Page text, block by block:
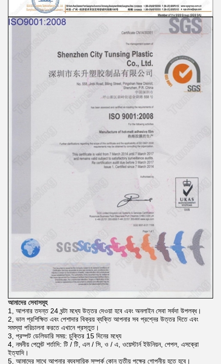
আমাদের সেবাসমূহ
1, আপনার তদন্ত 24 ঘন্টা মধ্যে উত্তর দেওয়া হবে এবং অনলাইন সেবা সর্বদা উপলব্ধ।
2, ভাল প্রশিক্ষিত এবং পেশাদার বিক্রয় ব্যক্তি আপনার সব প্রশ্নের উত্তর দিতে এবং
সমস্যা পরিচালনা করতে এখানে প্রস্তুত।
3, প্রম্পট ডেলিভারি সময়: চুক্তির 15 দিনের মধ্যে
4, নমনীয় পেমেন্ট শর্তাদি: টি / টি, এল / সি, ও / এ, ওয়েস্টার্ন ইউনিয়ন, পেপল, এসক্রো
ইত্যাদি।
5, আমাদের সাথে আপনার ব্যবসায়িক সম্পর্ক কোন তৃতীয় পক্ষের গোপনীয় হতে হবে।